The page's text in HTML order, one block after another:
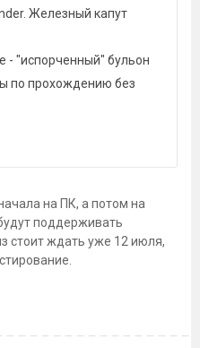
Железный капут
- "испорченный" бульон
по прохождению без
на ПК, а потом на
поддерживать
стоит ждать уже 12 июля,